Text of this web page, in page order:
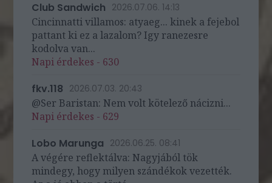
Club Sandwich 2026.07.06. 14:13
Cincinnatti villamos: atyaeg... kinek a fejebol
pattant ki ez a lazalom? Igy ranezesre
kodolva van...
Napi érdekes - 630
fkv.118 2026.07.03. 20:43
@Ser Baristan: Nem volt kötelező nácizni...
Napi érdekes - 629
Lobo Marunga 2026.06.25. 08:41
A végére reflektálva: Nagyjából tök
mindegy, hogy milyen szándékok vezették.